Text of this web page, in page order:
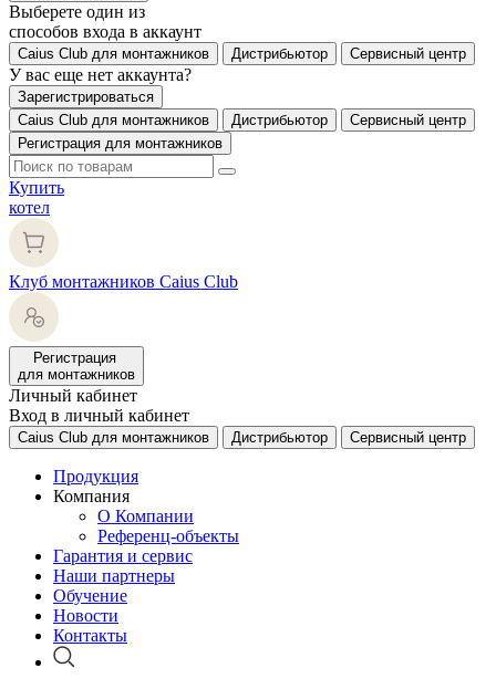
Выберете один из
способов входа в аккаунт
Caius Club для монтажников Дистрибьютор Сервисный центр
У вас еще нет аккаунта?
Зарегистрироваться
Caius Club для монтажников
Дистрибьютор
Сервисный центр
Регистрация для монтажников
Купить
котел
Клуб монтажников Caius Club
Регистрация
для монтажников
Личный кабинет
Вход в личный кабинет
Caius Club для монтажников Дистрибьютор Сервисный центр
Продукция
Компания
О Компании
Референц-объекты
Гарантия и сервис
Наши партнеры
Обучение
Новости
Контакты